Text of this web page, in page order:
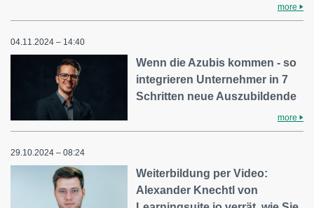
more
04.11.2024 – 14:40
Wenn die Azubis kommen - so
integrieren Unternehmer in 7
Schritten neue Auszubildende
more
29.10.2024 – 08:24
Weiterbildung per Video:
Alexander Knechtl von